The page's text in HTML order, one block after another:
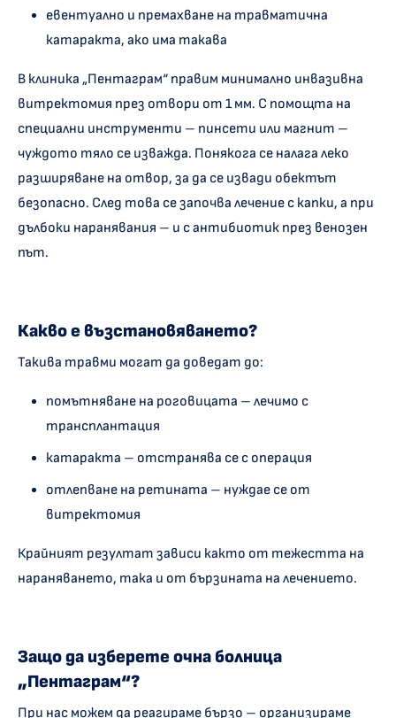
евентуално и премахване на травматична
катаракта, ако има такава
В клиника „Пентаграм“ правим минимално инвазивна
витректомия през отвори от 1 мм. С помощта на
специални инструменти – пинсети или магнит –
чуждото тяло се изважда. Понякога се налага леко
разширяване на отвор, за да се извади обектът
безопасно. След това се започва лечение с капки, а при
дълбоки наранявания – и с антибиотик през венозен
път.
Какво е възстановяването?
Такива травми могат да доведат до:
помътняване на роговицата – лечимо с
трансплантация
катаракта – отстранява се с операция
отлепване на ретината – нуждае се от
витректомия
Крайният резултат зависи както от тежестта на
нараняването, така и от бързината на лечението.
Защо да изберете очна болница
„Пентаграм“?
При нас можем да реагираме бързо – организираме